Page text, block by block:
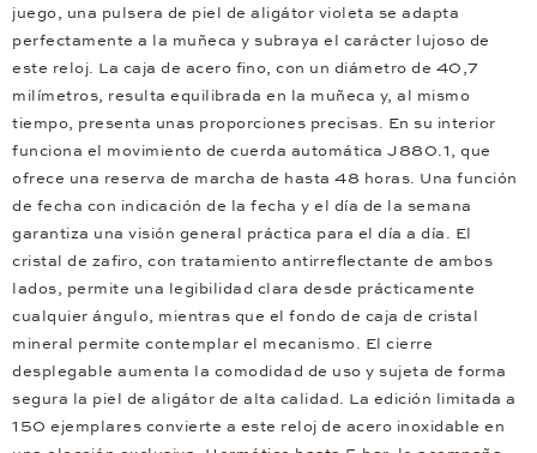
juego, una pulsera de piel de aligátor violeta se adapta
perfectamente a la muñeca y subraya el carácter lujoso de
este reloj. La caja de acero fino, con un diámetro de 40,7
milímetros, resulta equilibrada en la muñeca y, al mismo
tiempo, presenta unas proporciones precisas. En su interior
funciona el movimiento de cuerda automática J880.1, que
ofrece una reserva de marcha de hasta 48 horas. Una función
de fecha con indicación de la fecha y el día de la semana
garantiza una visión general práctica para el día a día. El
cristal de zafiro, con tratamiento antirreflectante de ambos
lados, permite una legibilidad clara desde prácticamente
cualquier ángulo, mientras que el fondo de caja de cristal
mineral permite contemplar el mecanismo. El cierre
desplegable aumenta la comodidad de uso y sujeta de forma
segura la piel de aligátor de alta calidad. La edición limitada a
150 ejemplares convierte a este reloj de acero inoxidable en